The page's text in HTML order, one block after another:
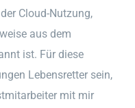
Cloud-Nutzung,
aus dem
ist. Für diese
Lebensretter sein,
mit mir